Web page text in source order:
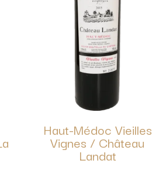
Haut-Médoc Vieilles
Vignes / Château
Landat